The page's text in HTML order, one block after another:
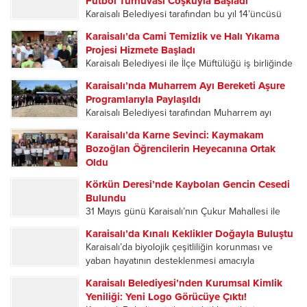
vatandaşların ilgisiyle karşılandı. Karaisalı’da
partililer, Ağıralioğlu’nu çiçeklerle karşıladı.
Karşılama programına Anahtar Parti Adana...
Karaisalı Belediyesi tarafından bu yıl 14’üncüsü
Turnuvası, düzenlenen açılış programıyla başladı.
Sporun ve dostluğun buluştuğu organizasyonun
ilk gününde oynanan karşılaşmalar
futbolseverlere heyecan dolu anlar yaşattı....
Karaisalı’da Cami Temizlik ve Halı Yıkama
Projesi Hizmete Başladı
Karaisalı Belediyesi ile İlçe Müftülüğü iş birliğinde
Halı Yıkama Projesi”, Kızıldağ Yaylası’ndaki
Ramazanoğlu Camii’nde düzenlenen programla
hizmete açıldı. Açılış programına Karaisalı
Kaymakamı Hüseyin...
Karaisalı’nda Muharrem Ayı Bereketi Aşure
Programlarıyla Paylaşıldı
Karaisalı Belediyesi tarafından Muharrem ayı
ilçe merkezi ile mahallelerde yoğun katılımla
gerçekleştirildi. Birlik, beraberlik ve paylaşma
kültürünün ön plana çıktığı etkinliklerde
vatandaşlar aynı sofrada buluştu....
Karaisalı’da Karne Sevinci: Kaymakam
Bozoğlan Öğrencilerin Heyecanına Ortak
Oldu
birlikte Karaisalı’da öğrenciler karne heyecanı
yaşadı. Karaisalı Kaymakamı Hüseyin Bozoğlan,
Eğlence İlkokulu-Ortaokulu’nda düzenlenen
karne dağıtım törenine katılarak öğrencilerin
sevincine ortak oldu. Törene Kaymakam
Hüseyin...
Körkün Deresi’nde Kaybolan Gencin Cesedi
Bulundu
31 Mayıs günü Karaisalı’nın Çukur Mahallesi ile
Köprüsü mevkisinde meydana gelen olayda.
Serinlemek amacıyla suya giren 25 yaşındaki
Ömer Talip Alptekin, bir süre sonra gözden...
Karaisalı’da Kınalı Keklikler Doğayla Buluştu
Karaisalı’da biyolojik çeşitliliğin korunması ve
yaban hayatının desteklenmesi amacıyla
kapsamında yüzlerce kınalı keklik doğal yaşam
alanlarına bırakıldı. Adana Doğa Koruma ve Milli
Karaisalı Belediyesi’nden Kurumsal Kimlik
Yeniliği: Yeni Logo Görücüye Çıktı!